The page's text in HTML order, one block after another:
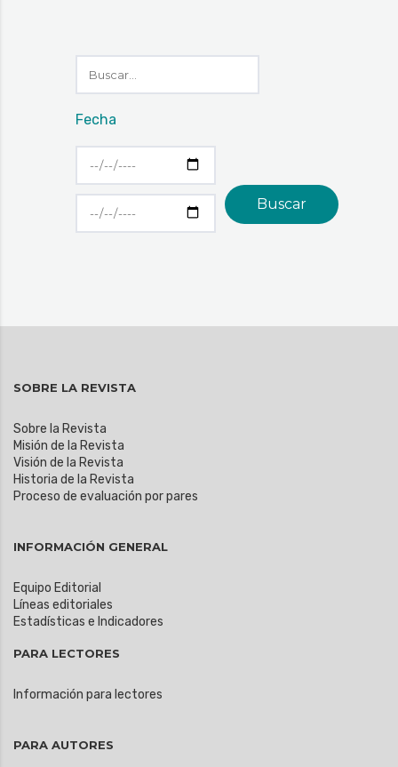
Fecha
SOBRE LA REVISTA
Sobre la Revista
Misión de la Revista
Visión de la Revista
Historia de la Revista
Proceso de evaluación por pares
INFORMACIÓN GENERAL
Equipo Editorial
Líneas editoriales
Estadísticas e Indicadores
PARA LECTORES
Información para lectores
PARA AUTORES